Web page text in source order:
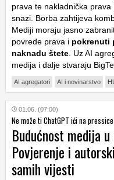
prava te nakladnička prava
snazi. Borba zahtijeva
Mediji moraju jasno
povrede prava i pokrenuti
naknadu štete . Uz AI
medija i dalje stvaraju
AI agregatori AI i novinarstvo
01.06. (07:00)
Ne može ti ChatGPT ići na
Budućnost medija
Povjerenje i
samih vijesti